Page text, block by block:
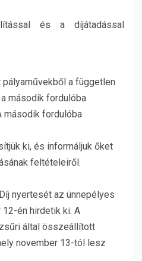
és a díjátadással
a független
második fordulóba
második fordulóba
ki, és informáljuk őket
feltételeiről.
nyertesét az ünnepélyes
én hirdetik ki. A
által összeállított
november 13-tól lesz